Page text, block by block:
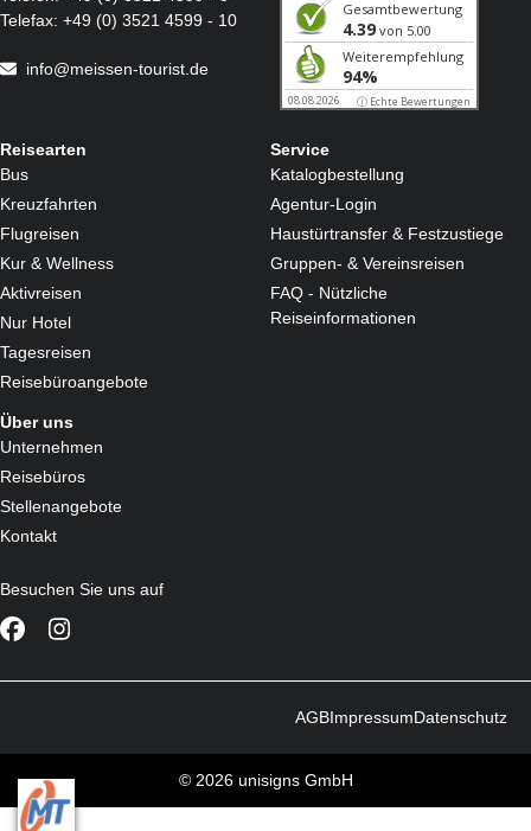
Telefax: +49 (0) 3521 4599 - 10
info@meissen-tourist.de
Reisearten
Bus
Kreuzfahrten
Flugreisen
Kur & Wellness
Aktivreisen
Nur Hotel
Tagesreisen
Reisebüroangebote
Service
Katalogbestellung
Agentur-Login
Haustürtransfer & Festzustiege
Gruppen- & Vereinsreisen
FAQ - Nützliche
Reiseinformationen
Über uns
Unternehmen
Reisebüros
Stellenangebote
Kontakt
Besuchen Sie uns auf
AGBImpressumDatenschutz
© 2026 unisigns GmbH